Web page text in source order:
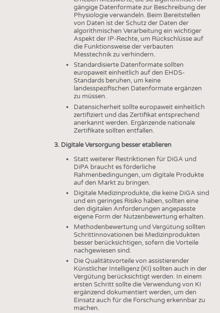
gängige Datenformate zur Beschreibung der
Physiologie verwandeln. Beim Bereitstellen
von Daten ist der Schutz der Daten der
algorithmischen Verarbeitung ein wichtiger
Aspekt der IP-Rechte, um Rückschlüsse auf
die Funktionsweise der verbauten
Messtechnik zu verhindern.
Standardisierte Datenformate sollten
europaweit einheitlich auf den EHDS-
Standards beruhen, um keine
landesspezifischen Datenformate ergänzen
zu müssen.
Datensicherheit sollte europaweit einheitlich
zertifiziert und das Zertifikat entsprechend
anerkannt werden. Ergänzende nationale
Zertifikate sollten entfallen.
3. Digitale Versorgung besser etablieren
Statt weiterer Restriktionen für DiGA und
DiPA braucht es förderliche
Rahmenbedingungen, um digitale Produkte
auf den Markt zu bringen.
Digitale Medizinprodukte, die keine DiGA sind
und ein geringes Risiko haben, sollten eine
den digitalen Anforderungen angepasste
eigene Form der Nutzenbewertung erhalten.
Methodenbewertung und Vergütung sollten
Schrittinnovationen bei Medizinprodukten
besser berücksichtigen, sofern die Vorteile
nachgewiesen sind.
Die Qualitätsvorteile von assistierender
Künstlicher Intelligenz (KI) sollten auch in der
Vergütung berücksichtigt werden. In einem
ersten Schritt sollte die Verwendung von KI
ergänzend dokumentiert werden, um den
Einsatz auch für die Forschung erkennbar zu
machen.